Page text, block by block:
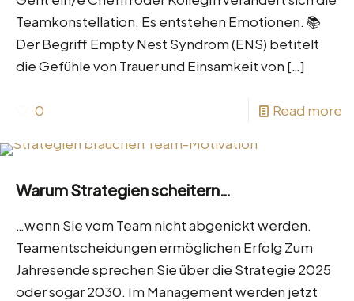
Teamkonstellation. Es entstehen Emotionen. 📚
Der Begriff Empty Nest Syndrom (ENS) betitelt
die Gefühle von Trauer und Einsamkeit von […]
0 Read more
Warum Strategien scheitern…
…wenn Sie vom Team nicht abgenickt werden.
Teamentscheidungen ermöglichen Erfolg Zum
Jahresende sprechen Sie über die Strategie 2025
oder sogar 2030. Im Management werden jetzt